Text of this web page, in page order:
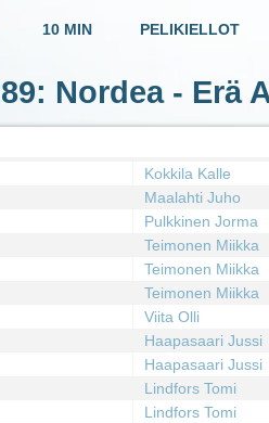
10 MIN PELIKIELLOT
Nordea - Erä
Kokkila Kalle
Maalahti Juho
Pulkkinen Jorma
Teimonen Miikka
Teimonen Miikka
Teimonen Miikka
Viita Olli
Haapasaari Jussi
Haapasaari Jussi
Lindfors Tomi
Lindfors Tomi